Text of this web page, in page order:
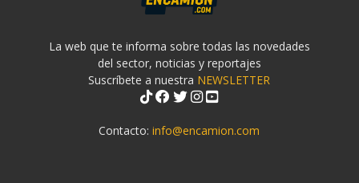
La web que te informa sobre todas las novedades
del sector, noticias y reportajes
Suscríbete a nuestra NEWSLETTER
Contacto:info@encamion.com